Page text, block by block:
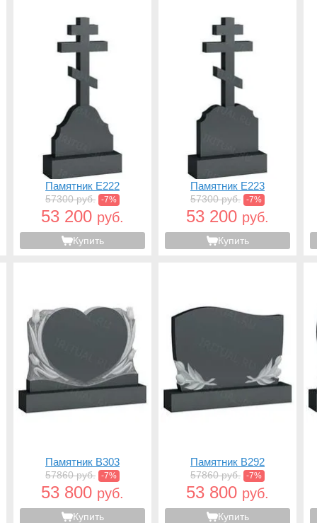
Памятник E222
57300 руб. -7%
53 200 руб.
Купить
Памятник E223
57300 руб. -7%
53 200 руб.
Купить
Памятник B303
57860 руб. -7%
53 800 руб.
Купить
Памятник B292
57860 руб. -7%
53 800 руб.
Купить